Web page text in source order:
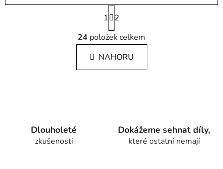
O
v
l
á
d
S
t
r
á
n
k
1
2
24 položek celkem
NAHORU
Dlouholeté
zkušenosti
Dokážeme sehnat díly,
které ostatní nemají